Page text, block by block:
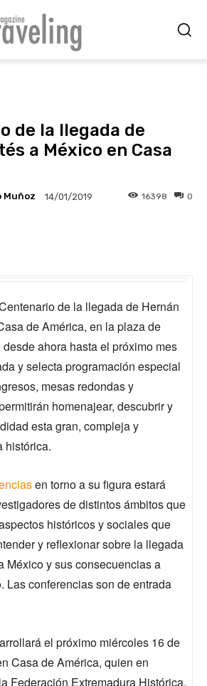
de la llegada de
a México en Casa
Muñoz 14/01/2019 0
16398
de la llegada de Hernán
de América, en la plaza de
ahora hasta el próximo mes
y selecta programación especial
mesas redondas y
homenajear, descubrir y
esta gran, compleja y
histórica.
en torno a su figura estará
de distintos ámbitos que
históricos y sociales que
y reflexionar sobre la llegada
México y sus consecuencias a
Las conferencias son de entrada
el próximo miércoles 16 de
Casa de América, quien en
Federación Extremadura Histórica,